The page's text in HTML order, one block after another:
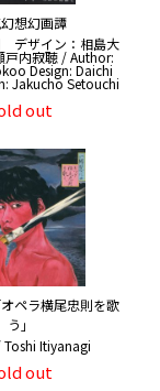
想幻画譚
デザイン：相島大
内寂聴 / Author:
Design: Daichi
Jakucho Setouchi
out
ペラ横尾忠則を歌
う」
Toshi Itiyanagi
out